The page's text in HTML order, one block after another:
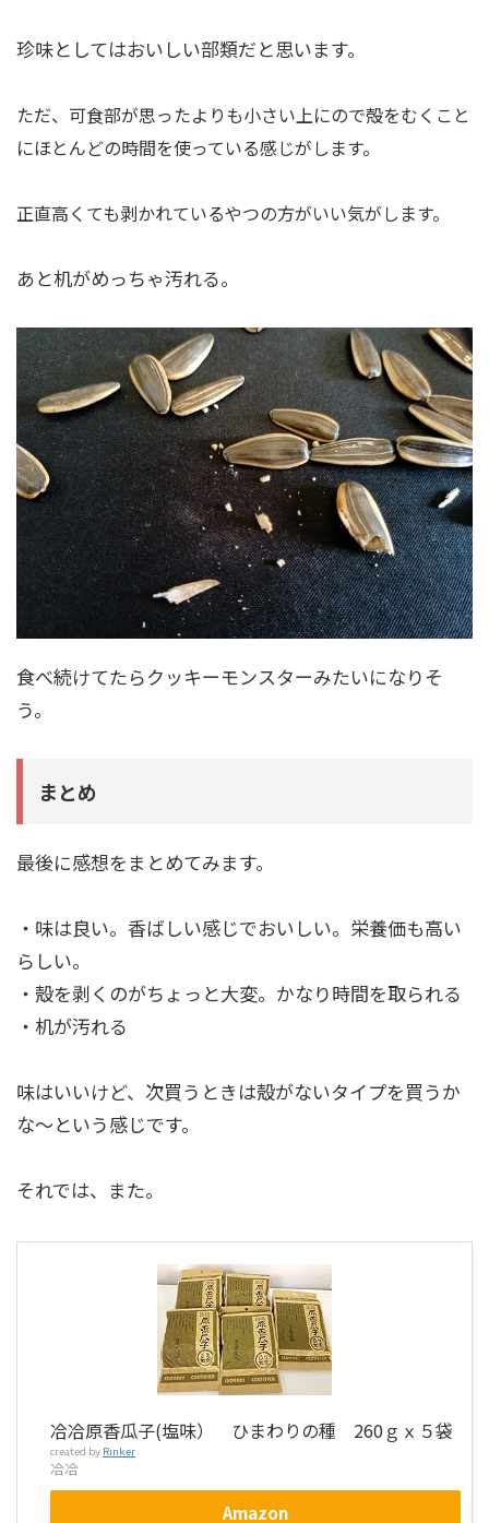
珍味としてはおいしい部類だと思います。
ただ、可食部が思ったよりも小さい上にので殻をむくこと
にほとんどの時間を使っている感じがします。
正直高くても剥かれているやつの方がいい気がします。
あと机がめっちゃ汚れる。
食べ続けてたらクッキーモンスターみたいになりそ
う。
まとめ
最後に感想をまとめてみます。
・味は良い。香ばしい感じでおいしい。栄養価も高い
らしい。
・殻を剥くのがちょっと大変。かなり時間を取られる
・机が汚れる
味はいいけど、次買うときは殻がないタイプを買うか
な～という感じです。
それでは、また。
冾冾原香瓜子(塩味） ひまわりの種 260ｇｘ５袋
created by Rinker
冾冾
Amazon